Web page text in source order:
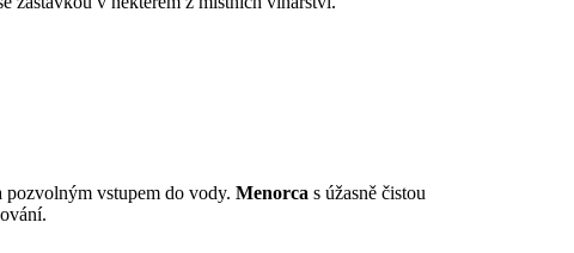
pozvolným vstupem do vody. Menorca s úžasně čistou